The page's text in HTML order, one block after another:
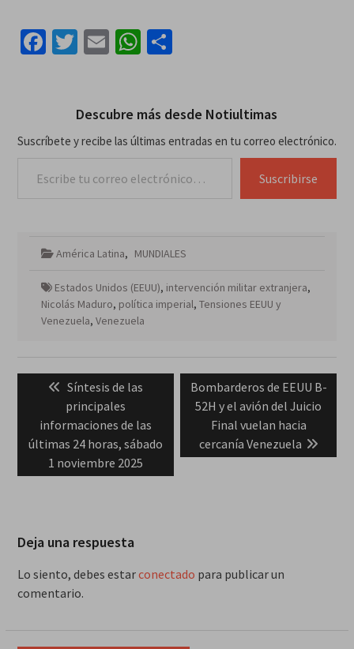
Facebook
Twitter
EmailWhatsApp
Compartir
Descubre más desde Notiultimas
Suscríbete y recibe las últimas entradas en tu correo electrónico.
Suscribirse
América Latina, MUNDIALES
Estados Unidos (EEUU), intervención militar extranjera,
Nicolás Maduro, política imperial, Tensiones EEUU y
Venezuela, Venezuela
entradas
Previous
post:
Síntesis de las
principales
informaciones de las
últimas 24 horas, sábado
1 noviembre 2025
Next
post:
Bombarderos de EEUU B-
52H y el avión del Juicio
Final vuelan hacia
cercanía Venezuela
Deja una respuesta
Lo siento, debes estarconectado para publicar un
comentario.